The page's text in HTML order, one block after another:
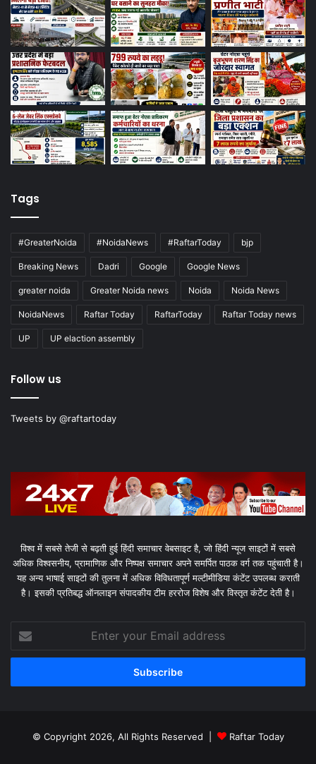
Tags
#GreaterNoida #NoidaNews #RaftarToday bjp
Breaking News Dadri Google Google News
greater noida Greater Noida news Noida Noida News
NoidaNews Raftar Today RaftarToday Raftar Today news
UP UP elaction assembly
Follow us
Tweets by @raftartoday
विश्व में सबसे तेजी से बढ़ती हुई हिंदी समाचार वेबसाइट है, जो हिंदी न्यूज साइटों में सबसे
अधिक विश्वसनीय, प्रामाणिक और निष्पक्ष समाचार अपने समर्पित पाठक वर्ग तक पहुंचाती है।
यह अन्य भाषाई साइटों की तुलना में अधिक विविधतापूर्ण मल्टीमीडिया कंटेंट उपलब्ध कराती
है। इसकी प्रतिबद्ध ऑनलाइन संपादकीय टीम हररोज विशेष और विस्तृत कंटेंट देती है।
your
Email
© Copyright 2026, All Rights Reserved | Raftar Today